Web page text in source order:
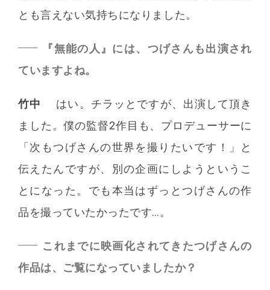
とも言えない気持ちになりました。
『無能の人』には、つげさんも出演され
ていますよね。
竹中
はい。チラッとですが、出演して頂き
ました。僕の監督2作目も、プロデューサーに
「次もつげさんの世界を撮りたいです！」と
伝えたんですが、別の企画にしようというこ
とになった。でも本当はずっとつげさんの作
品を撮っていたかったです…。
これまでに映画化されてきたつげさんの
作品は、ご覧になっていましたか？